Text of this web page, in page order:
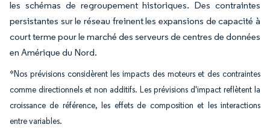
les schémas de regroupement historiques. Des contraintes
persistantes sur le réseau freinent les expansions de capacité à
court terme pour le marché des serveurs de centres de données
en Amérique du Nord.
*Nos prévisions considèrent les impacts des moteurs et des contraintes
comme directionnels et non additifs. Les prévisions d'impact reflètent la
croissance de référence, les effets de composition et les interactions
entre variables.